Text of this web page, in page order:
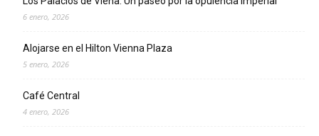
6 enero, 2026
Alojarse en el Hilton Vienna Plaza
5 enero, 2026
Café Central
4 enero, 2026